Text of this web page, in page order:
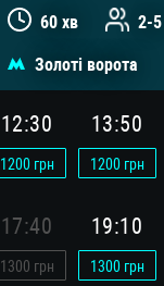
60 хв 2-5
Золоті ворота
12:30
1200грн
13:50
1200грн
17:40
1300 грн
19:10
1300грн